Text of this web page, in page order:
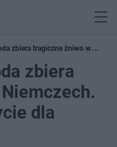
zbiera tragiczne żniwo w
zbiera
dla